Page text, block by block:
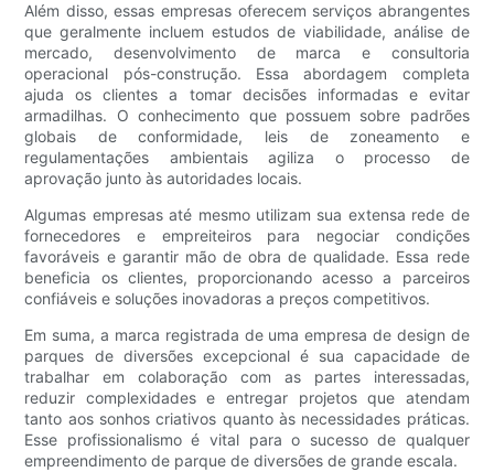
Além disso, essas empresas oferecem serviços abrangentes
que geralmente incluem estudos de viabilidade, análise de
mercado, desenvolvimento de marca e consultoria
operacional pós-construção. Essa abordagem completa
ajuda os clientes a tomar decisões informadas e evitar
armadilhas. O conhecimento que possuem sobre padrões
globais de conformidade, leis de zoneamento e
regulamentações ambientais agiliza o processo de
aprovação junto às autoridades locais.
Algumas empresas até mesmo utilizam sua extensa rede de
fornecedores e empreiteiros para negociar condições
favoráveis ​​e garantir mão de obra de qualidade. Essa rede
beneficia os clientes, proporcionando acesso a parceiros
confiáveis ​​e soluções inovadoras a preços competitivos.
Em suma, a marca registrada de uma empresa de design de
parques de diversões excepcional é sua capacidade de
trabalhar em colaboração com as partes interessadas,
reduzir complexidades e entregar projetos que atendam
tanto aos sonhos criativos quanto às necessidades práticas.
Esse profissionalismo é vital para o sucesso de qualquer
empreendimento de parque de diversões de grande escala.